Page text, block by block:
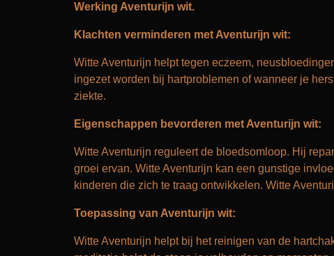
Werking Aventurijn wit.
Klachten verminderen met Aventurijn wit:
Witte Aventurijn helpt tegen eczeem,
ingezet worden bij hartproblemen of wanneer je
ziekte.
Eigenschappen bevorderen met Aventurijn wit:
Witte Aventurijn reguleert de bloedsomloop. Hij
groei ervan. Witte Aventurijn kan een gunstige
kinderen die zich te traag ontwikkelen. Witte
Toepassing van Aventurijn wit:
Witte Aventurijn helpt bij het reinigen van de